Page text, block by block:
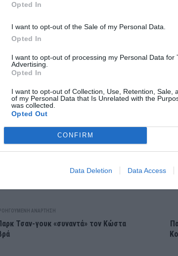
Opted In
I want to opt-out of the Sale of my Personal Data.
Opted In
I want to opt-out of processing my Personal Data for
Advertising.
Opted In
I want to opt-out of Collection, Use, Retention, Sale,
of my Personal Data that Is Unrelated with the
was collected.
Opted Out
CONFIRM
Data Deletion Data Access
ΑΝΆΡΤΗΣΗ
Τσαν-γουκ «συναντά» τον Κώστα